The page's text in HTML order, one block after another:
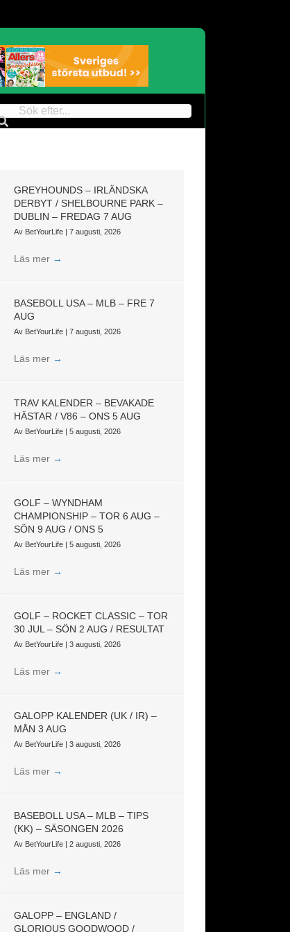
GREYHOUNDS – IRLÄNDSKA
DERBYT / SHELBOURNE PARK –
DUBLIN – FREDAG 7 AUG
Av BetYourLife |7 augusti, 2026
Läs mer →
BASEBOLL USA – MLB – FRE 7
AUG
Av BetYourLife |7 augusti, 2026
Läs mer →
TRAV KALENDER – BEVAKADE
HÄSTAR / V86 – ONS 5 AUG
Av BetYourLife |5 augusti, 2026
Läs mer →
GOLF – WYNDHAM
CHAMPIONSHIP – TOR 6 AUG –
SÖN 9 AUG / ONS 5
Av BetYourLife |5 augusti, 2026
Läs mer →
GOLF – ROCKET CLASSIC – TOR
30 JUL – SÖN 2 AUG / RESULTAT
Av BetYourLife |3 augusti, 2026
Läs mer →
GALOPP KALENDER (UK / IR) –
MÅN 3 AUG
Av BetYourLife |3 augusti, 2026
Läs mer →
BASEBOLL USA – MLB – TIPS
(KK) – SÄSONGEN 2026
Av BetYourLife |2 augusti, 2026
Läs mer →
GALOPP – ENGLAND /
GLORIOUS GOODWOOD /